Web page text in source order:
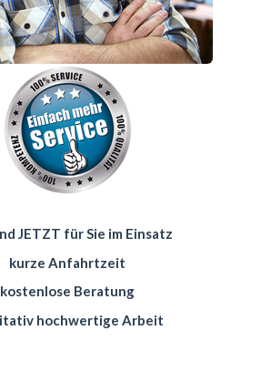
JETZT für Sie im Einsatz
kurze Anfahrtzeit
kostenlose Beratung
hochwertige Arbeit